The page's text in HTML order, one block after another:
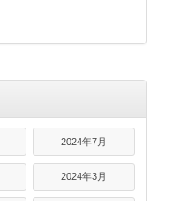
2024年7月
2024年3月